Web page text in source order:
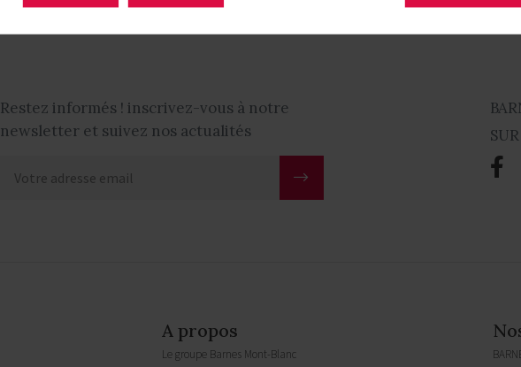
Restez informés ! inscrivez-vous à notre
newsletter et suivez nos actualités
A propos
Le groupe Barnes Mont-Blanc